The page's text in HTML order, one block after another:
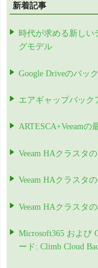
新着記事
時代が求める新しい
グモデル
Google Driveのバッ
エアギャップバック
ARTESCA+Veeamの
Veeam HAクラスタ
Veeam HAクラスタ
Veeam HAクラスタ
Microsoft365 および
ード: Climb Cloud